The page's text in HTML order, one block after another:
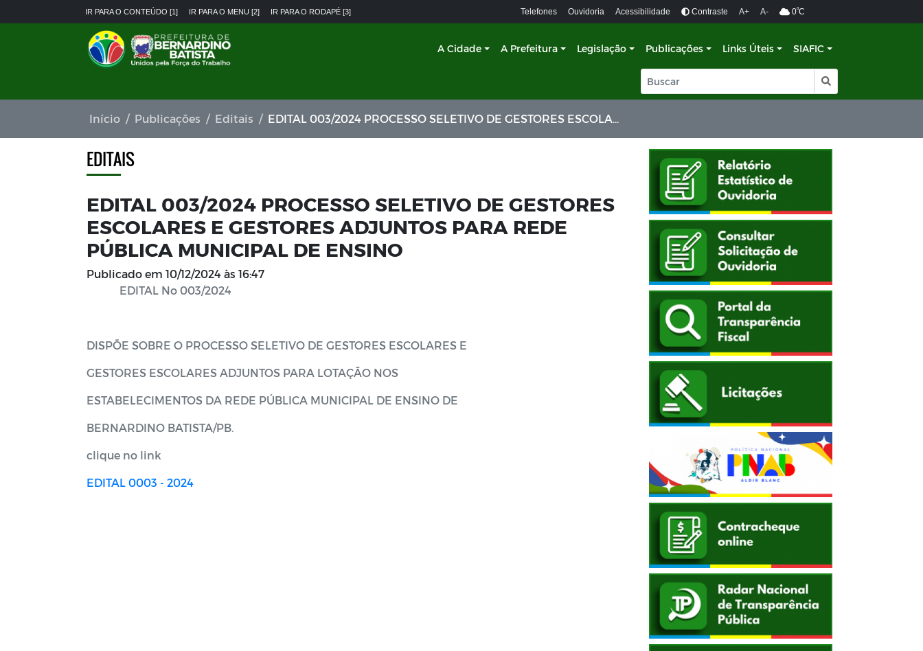
IR PARA O CONTEÚDO [1] IR PARA O MENU [2] IR PARA O RODAPÉ [3] Telefones Ouvidoria Acessibilidade Contraste A+ A- 0ºC
A Cidade A Prefeitura Legislação Publicações Links Úteis SIAFIC
Início Publicações Editais EDITAL 003/2024 PROCESSO SELETIVO DE GESTORES ESCOLARES E GESTORES ADJUNTOS PARA REDE PÚBLICA MUNICIPAL DE ENSINO
EDITAIS
EDITAL 003/2024 PROCESSO SELETIVO DE GESTORES
ESCOLARES E GESTORES ADJUNTOS PARA REDE
PÚBLICA MUNICIPAL DE ENSINO
Publicado em 10/12/2024 às 16:47
EDITAL No 003/2024
DISPÕE SOBRE O PROCESSO SELETIVO DE GESTORES ESCOLARES E
GESTORES ESCOLARES ADJUNTOS PARA LOTAÇÃO NOS
ESTABELECIMENTOS DA REDE PÚBLICA MUNICIPAL DE ENSINO DE
BERNARDINO BATISTA/PB.
clique no link
EDITAL 0003 - 2024